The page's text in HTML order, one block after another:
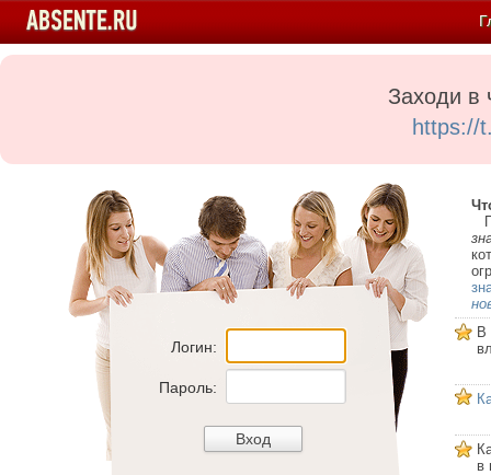
Заходи в
https://
Логин:
Пароль:
В
в